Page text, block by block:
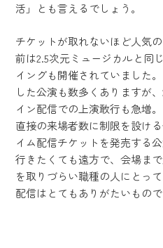
活」とも言えるでしょう。
チケットが取れないほど人気
前は2.5次元ミュージカルと同
イングも開催されていました
した公演も数多くありますが
イン配信での上演敢行も急増。
直接の来場者数に制限を設け
イム配信チケットを発売する
行きたくても遠方で、会場ま
を取りづらい職種の人にとっ
配信はとてもありがたいもので